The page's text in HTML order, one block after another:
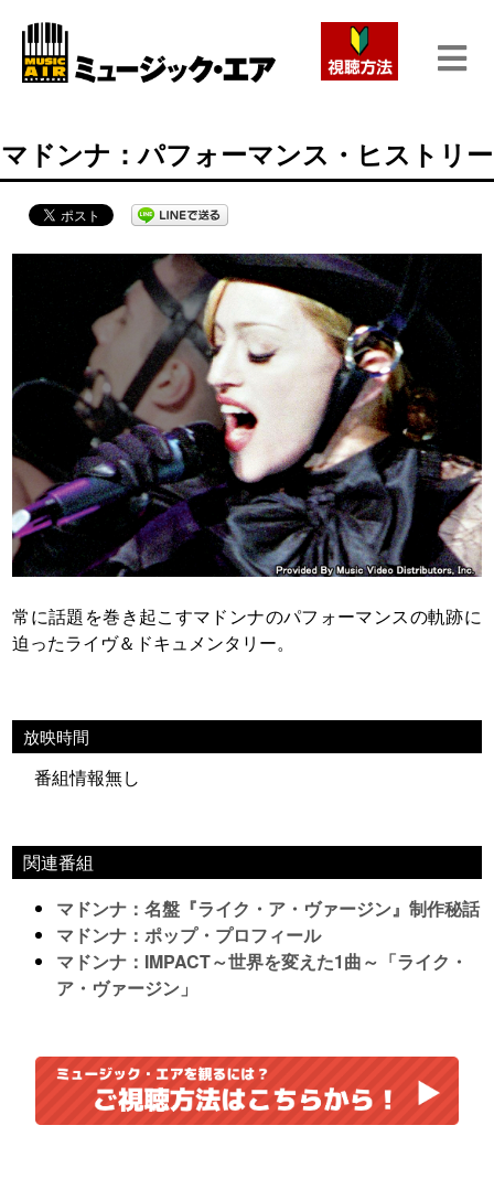
マドンナ：パフォーマンス・ヒストリー
常に話題を巻き起こすマドンナのパフォーマンスの軌跡に
迫ったライヴ＆ドキュメンタリー。
放映時間
番組情報無し
関連番組
マドンナ：名盤『ライク・ア・ヴァージン』制作秘話
マドンナ：ポップ・プロフィール
マドンナ：IMPACT～世界を変えた1曲～「ライク・
ア・ヴァージン」